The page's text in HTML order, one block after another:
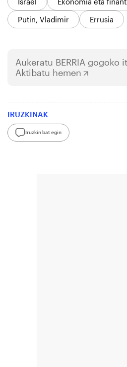
Putin, Vladimir
Errusia
Aukeratu BERRIA gogoko
Aktibatu hemen
IRUZKINAK
Iruzkin bat egin